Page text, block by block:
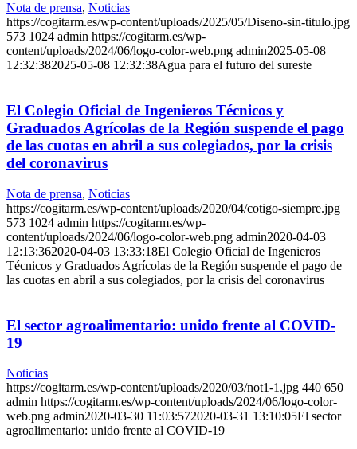
Nota de prensa, Noticias
https://cogitarm.es/wp-content/uploads/2025/05/Diseno-sin-titulo.jpg
573 1024 admin https://cogitarm.es/wp-
content/uploads/2024/06/logo-color-web.png admin2025-05-08
12:32:382025-05-08 12:32:38Agua para el futuro del sureste
El Colegio Oficial de Ingenieros Técnicos y
Graduados Agrícolas de la Región suspende el pago
de las cuotas en abril a sus colegiados, por la crisis
del coronavirus
Nota de prensa, Noticias
https://cogitarm.es/wp-content/uploads/2020/04/cotigo-siempre.jpg
573 1024 admin https://cogitarm.es/wp-
content/uploads/2024/06/logo-color-web.png admin2020-04-03
12:13:362020-04-03 13:33:18El Colegio Oficial de Ingenieros
Técnicos y Graduados Agrícolas de la Región suspende el pago de
las cuotas en abril a sus colegiados, por la crisis del coronavirus
El sector agroalimentario: unido frente al COVID-
19
Noticias
https://cogitarm.es/wp-content/uploads/2020/03/not1-1.jpg 440 650
admin https://cogitarm.es/wp-content/uploads/2024/06/logo-color-
web.png admin2020-03-30 11:03:572020-03-31 13:10:05El sector
agroalimentario: unido frente al COVID-19